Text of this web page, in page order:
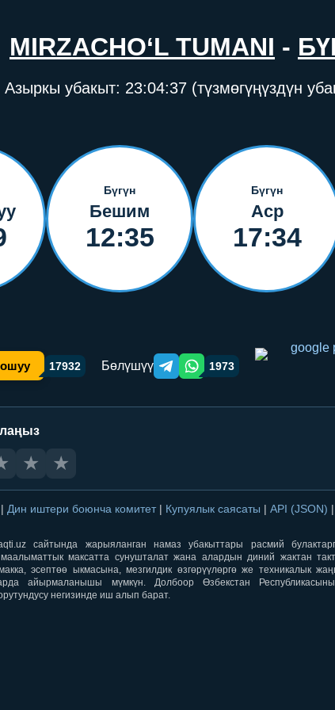
MIRZACHO‘L TUMANI -
Азыркы убакыт: 23:04:38(түзмөгүңүздүн
Бүгүн
Бешим
12:35
Бүгүн
Аср
17:34
17932 Бөлүшүү Telegram orqali ulashish
WhatsApp orqali ulashish
1973
★ ★
| Дин иштери боюнча комитет | Купуялык саясаты | API (JSON) |
сайтында жарыяланган намаз убакыттары расмий
максатта сунушталат жана алардын диний жактан
эсептөө ыкмасына, мезгилдик өзгөрүүлөргө же техникалык
айырмаланышы мүмкүн. Долбоор Өзбекстан
негизинде иш алып барат.